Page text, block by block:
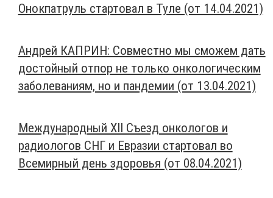
Онокпатруль стартовал в Туле (от 14.04.2021)
Андрей КАПРИН: Совместно мы сможем дать
достойный отпор не только онкологическим
заболеваниям, но и пандемии (от 13.04.2021)
Международный ХII Съезд онкологов и
радиологов СНГ и Евразии стартовал во
Всемирный день здоровья (от 08.04.2021)